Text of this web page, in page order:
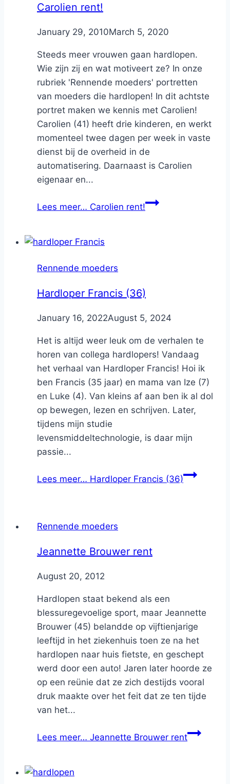
Carolien rent!
ByNicole
January 29, 2010March 5, 2020
Steeds meer vrouwen gaan hardlopen.
Wie zijn zij en wat motiveert ze? In onze
rubriek 'Rennende moeders' portretten
van moeders die hardlopen! In dit achtste
portret maken we kennis met Carolien!
Carolien (41) heeft drie kinderen, en werkt
momenteel twee dagen per week in vaste
dienst bij de overheid in de
automatisering. Daarnaast is Carolien
eigenaar en...
Lees meer… Carolien rent!
Rennende moeders
Hardloper Francis (36)
ByNicole
January 16, 2022August 5, 2024
Het is altijd weer leuk om de verhalen te
horen van collega hardlopers! Vandaag
het verhaal van Hardloper Francis! Hoi ik
ben Francis (35 jaar) en mama van Ize (7)
en Luke (4). Van kleins af aan ben ik al dol
op bewegen, lezen en schrijven. Later,
tijdens mijn studie
levensmiddeltechnologie, is daar mijn
passie...
Lees meer… Hardloper Francis (36)
Rennende moeders
Jeannette Brouwer rent
ByNicole
August 20, 2012
Hardlopen staat bekend als een
blessuregevoelige sport, maar Jeannette
Brouwer (45) belandde op vijftienjarige
leeftijd in het ziekenhuis toen ze na het
hardlopen naar huis fietste, en geschept
werd door een auto! Jaren later hoorde ze
op een reünie dat ze zich destijds vooral
druk maakte over het feit dat ze ten tijde
van het...
Lees meer… Jeannette Brouwer rent